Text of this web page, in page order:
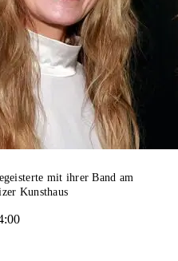
mit ihrer Band am
Kunsthaus